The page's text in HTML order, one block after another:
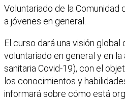
Voluntariado de la Comunidad
a jóvenes en general.
El curso dará una visión global
voluntariado en general y en
sanitaria Covid-19), con el
los conocimientos y
informará sobre cómo está